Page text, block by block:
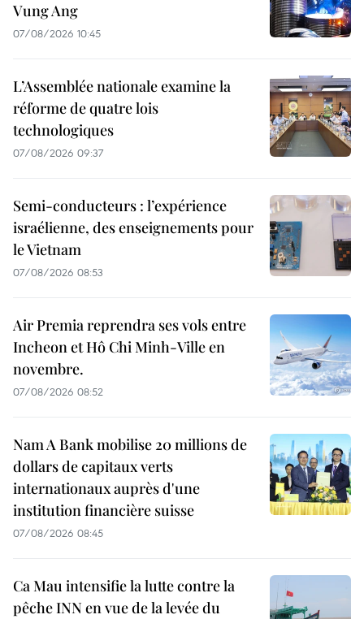
Vung Ang
07/08/2026 10:45
L’Assemblée nationale examine la
réforme de quatre lois
technologiques
07/08/2026 09:37
Semi-conducteurs : l’expérience
israélienne, des enseignements pour
le Vietnam
07/08/2026 08:53
Air Premia reprendra ses vols entre
Incheon et Hô Chi Minh-Ville en
novembre.
07/08/2026 08:52
Nam A Bank mobilise 20 millions de
dollars de capitaux verts
internationaux auprès d'une
institution financière suisse
07/08/2026 08:45
Ca Mau intensifie la lutte contre la
pêche INN en vue de la levée du